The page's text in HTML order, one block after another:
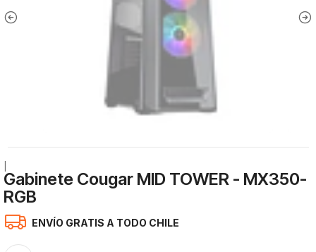
Gabinete Cougar MID TOWER - MX350-
RGB
ENVÍO GRATIS A TODO CHILE